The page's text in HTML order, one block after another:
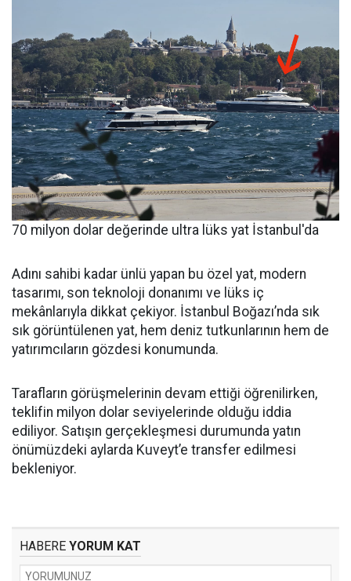
70 milyon dolar değerinde ultra lüks yat İstanbul'da
Adını sahibi kadar ünlü yapan bu özel yat, modern
tasarımı, son teknoloji donanımı ve lüks iç
mekânlarıyla dikkat çekiyor. İstanbul Boğazı’nda sık
sık görüntülenen yat, hem deniz tutkunlarının hem de
yatırımcıların gözdesi konumunda.
Tarafların görüşmelerinin devam ettiği öğrenilirken,
teklifin milyon dolar seviyelerinde olduğu iddia
ediliyor. Satışın gerçekleşmesi durumunda yatın
önümüzdeki aylarda Kuveyt’e transfer edilmesi
bekleniyor.
HABERE YORUM KAT